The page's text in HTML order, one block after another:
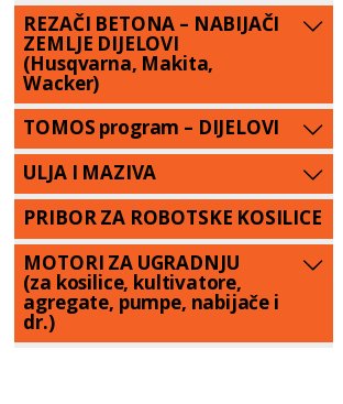
REZAČI BETONA – NABIJAČI
ZEMLJE DIJELOVI
(Husqvarna, Makita,
Wacker)
TOMOS program – DIJELOVI
ULJA I MAZIVA
PRIBOR ZA ROBOTSKE KOSILICE
MOTORI ZA UGRADNJU
(za kosilice, kultivatore,
agregate, pumpe, nabijače i
dr.)